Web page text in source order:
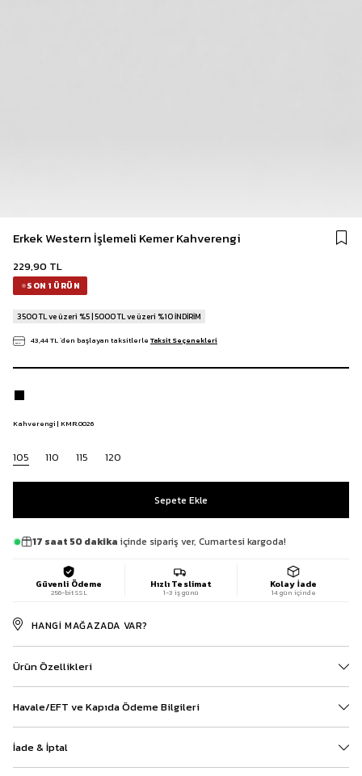
Erkek Western İşlemeli Kemer Kahverengi
229,90 TL
SON 1 ÜRÜN
3500 TL ve üzeri %5 | 5000 TL ve üzeri %10 İNDİRİM
43,44 TL`den başlayan taksitlerle Taksit Seçenekleri
Kahverengi | KMR.0026
105 110 115 120
17 saat 50 dakika içinde sipariş ver, Cumartesi kargoda!
Güvenli Ödeme
256-bit SSL
Hızlı Teslimat
1-3 iş günü
Kolay İade
14 gün içinde
HANGI MAĞAZADA VAR?
Ürün Özellikleri
Havale/EFT ve Kapıda Ödeme Bilgileri
İade & İptal